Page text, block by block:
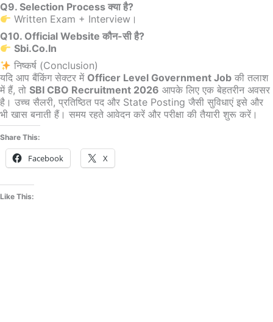
Q9. Selection Process क्या है?
Written Exam + Interview।
Q10. Official Website कौन-सी है?
Sbi.co.in
निष्कर्ष (Conclusion)
यदि आप बैंकिंग सेक्टर में Officer Level Government Job की तलाश
में हैं, तो SBI CBO Recruitment 2026 आपके लिए एक बेहतरीन अवसर
है। उच्च सैलरी, प्रतिष्ठित पद और State Posting जैसी सुविधाएं इसे और
भी खास बनाती हैं। समय रहते आवेदन करें और परीक्षा की तैयारी शुरू करें।
Share This:
Facebook X
Like This: